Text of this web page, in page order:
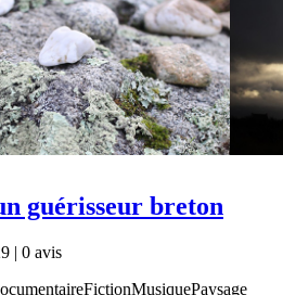
guérisseur breton
| 0 avis